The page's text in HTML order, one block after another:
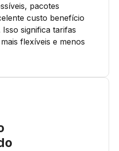
pacotes
custo benefício
significa tarifas
flexíveis e menos